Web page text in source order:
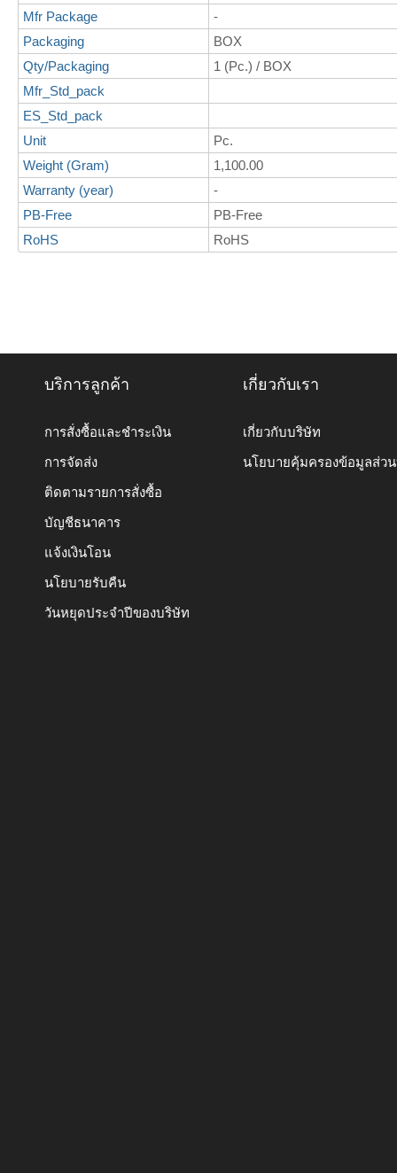
Mfr Package
-
Packaging
BOX
Qty/Packaging
1 (Pc.) / BOX
Mfr_Std_pack
ES_Std_pack
Unit
Pc.
Weight (Gram)
1,100.00
Warranty (year)
-
PB-Free
PB-Free
RoHS
RoHS
บริการลูกค้า
การสั่งซื้อและชำระเงิน
การจัดส่ง
ติดตามรายการสั่งซื้อ
บัญชีธนาคาร
แจ้งเงินโอน
นโยบายรับคืน
วันหยุดประจำปีของบริษัท
เกี่ยวกับเรา
เกี่ยวกับบริษัท
นโยบายคุ้มครองข้อมูลส่ว